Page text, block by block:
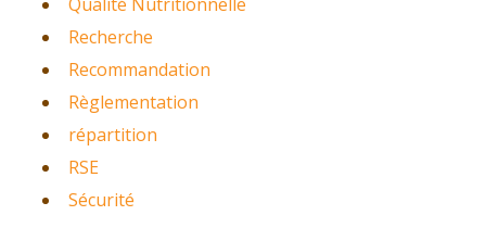
Recherche
Recommandation
Règlementation
répartition
RSE
Sécurité